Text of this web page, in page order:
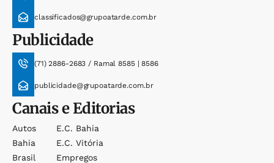
classificados@grupoatarde.com.br
Publicidade
(71) 2886-2683 / Ramal 8585 | 8586
publicidade@grupoatarde.com.br
Canais e Editorias
Autos
Bahia
Brasil
E.c. Bahia
E.c. Vitória
Empregos